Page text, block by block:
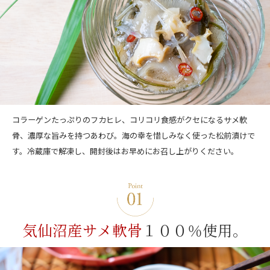
コラーゲンたっぷりのフカヒレ、コリコリ食感がクセになるサメ軟
骨、濃厚な旨みを持つあわび。海の幸を惜しみなく使った松前漬けで
す。冷蔵庫で解凍し、開封後はお早めにお召し上がりください。
気仙沼産サメ軟骨 １００％使用。